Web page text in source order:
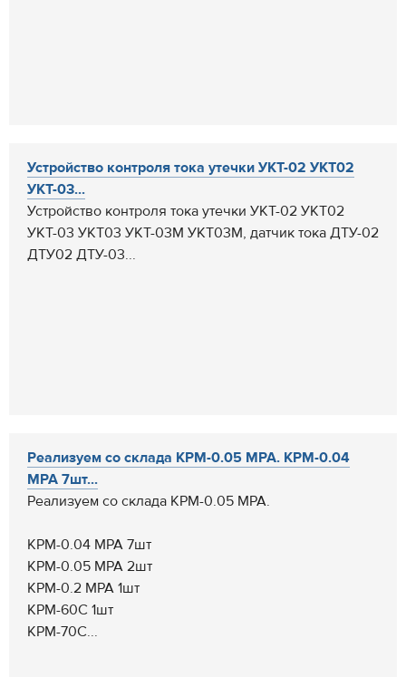
Устройство контроля тока утечки УКТ-02 УКТ02
УКТ-03...
Устройство контроля тока утечки УКТ-02 УКТ02
УКТ-03 УКТ03 УКТ-03М УКТ03М, датчик тока ДТУ-02
ДТУ02 ДТУ-03...
Реализуем со склада КРМ-0.05 МРА. КРМ-0.04
МРА 7шт...
Реализуем со склада КРМ-0.05 МРА.
КРМ-0.04 МРА 7шт
КРМ-0.05 МРА 2шт
КРМ-0.2 МРА 1шт
КРМ-60С 1шт
КРМ-70С...